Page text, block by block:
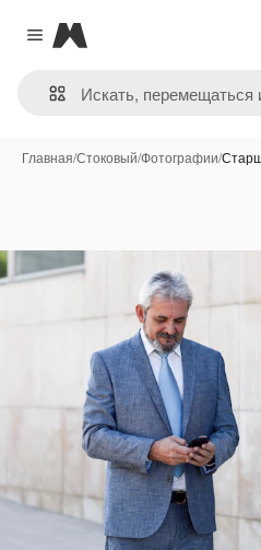
Close menu
Magnific
Главная/Стоковый/Фотографии/